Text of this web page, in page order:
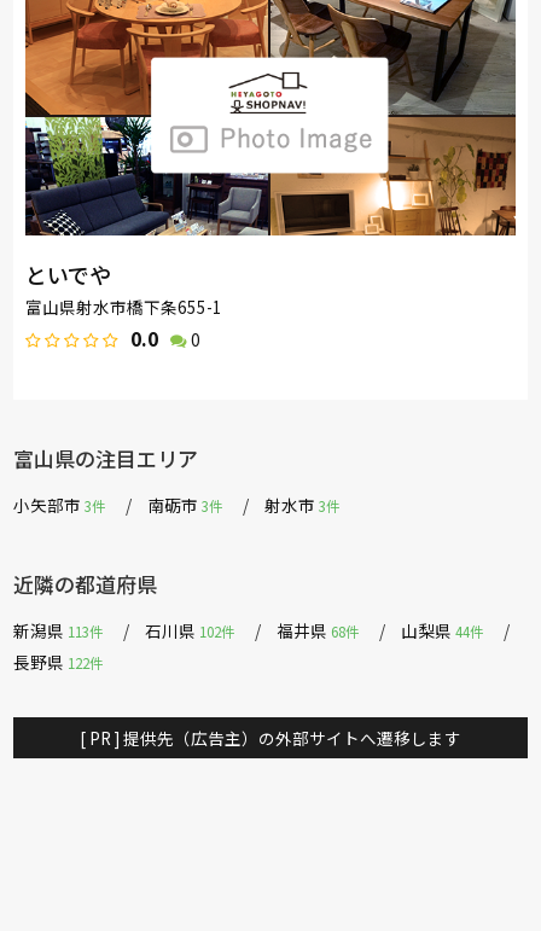
といでや
富山県射水市橋下条655-1
0.0 0
富山県の注目エリア
小矢部市3件 南砺市3件 射水市3件
近隣の都道府県
新潟県 113件 石川県 102件 福井県 68件 山梨県44件
長野県 122件
[ PR ] 提供先（広告主）の外部サイトへ遷移します